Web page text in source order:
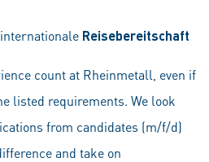
Reisebereitschaft
count at Rheinmetall, even if
listed requirements. We look
from candidates (m/f/d)
and take on